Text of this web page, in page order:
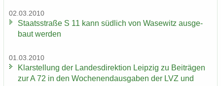
02.03.2010
Staats­stra­ße S 11 kann süd­lich von Wase­witz aus­ge­
baut wer­den
01.03.2010
Klar­stel­lung der Lan­des­di­rek­ti­on Leip­zig zu Bei­trä­gen
zur A 72 in den Wo­chen­end­aus­ga­ben der LVZ und